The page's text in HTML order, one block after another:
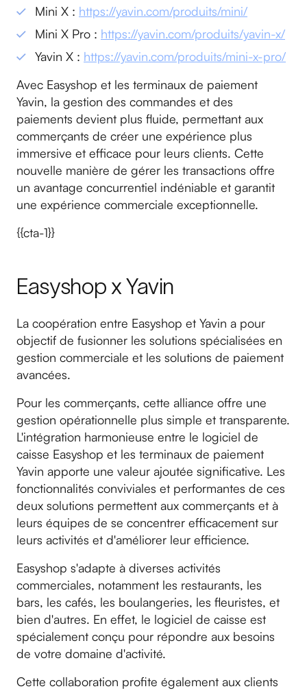
Mini X : https://yavin.com/produits/mini/
Mini X Pro : https://yavin.com/produits/yavin-x/
Yavin X : https://yavin.com/produits/mini-x-pro/
Avec Easyshop et les terminaux de paiement
Yavin, la gestion des commandes et des
paiements devient plus fluide, permettant aux
commerçants de créer une expérience plus
immersive et efficace pour leurs clients. Cette
nouvelle manière de gérer les transactions offre
un avantage concurrentiel indéniable et garantit
une expérience commerciale exceptionnelle.
{{cta-1}}
Easyshop x Yavin
La coopération entre Easyshop et Yavin a pour
objectif de fusionner les solutions spécialisées en
gestion commerciale et les solutions de paiement
avancées.
Pour les commerçants, cette alliance offre une
gestion opérationnelle plus simple et transparente.
L'intégration harmonieuse entre le logiciel de
caisse Easyshop et les terminaux de paiement
Yavin apporte une valeur ajoutée significative. Les
fonctionnalités conviviales et performantes de ces
deux solutions permettent aux commerçants et à
leurs équipes de se concentrer efficacement sur
leurs activités et d'améliorer leur efficience.
Easyshop s'adapte à diverses activités
commerciales, notamment les restaurants, les
bars, les cafés, les boulangeries, les fleuristes, et
bien d'autres. En effet, le logiciel de caisse est
spécialement conçu pour répondre aux besoins
de votre domaine d'activité.
Cette collaboration profite également aux clients